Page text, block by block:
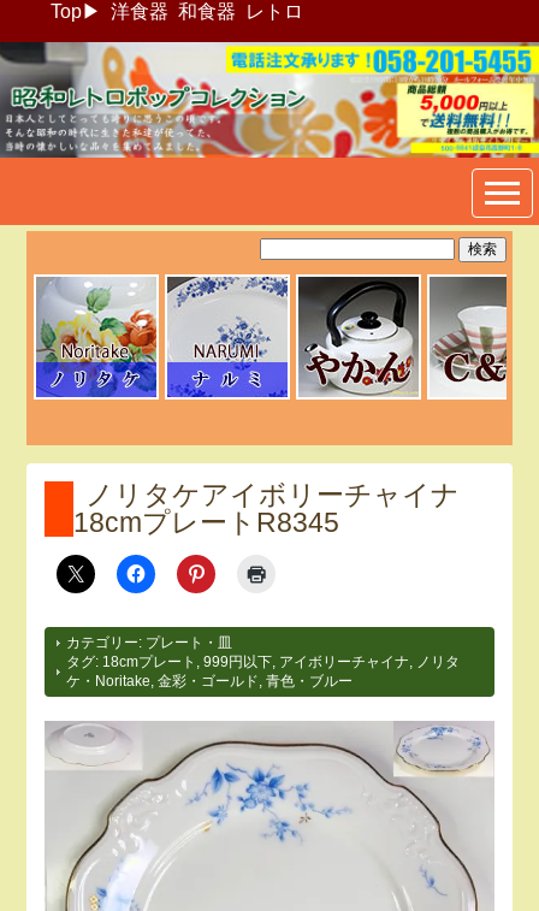
Top▶ 洋食器 和食器 レトロ
昭和レトロポップ食器生活雑
貨通販＠フリマート
ノリタケアイボリーチャイナ
18cmプレートR8345
カテゴリー: プレート・皿
タグ: 18cmプレート ,999円以下 アイボリーチャイナ
ノリタ
ケ・Noritake ,金彩・ゴールド ,青色・ブルー